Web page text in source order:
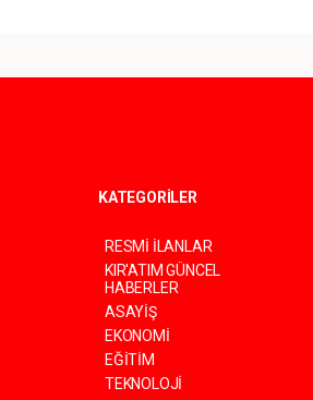
KATEGORİLER
RESMİ İLANLAR
KIR'ATIM GÜNCEL
HABERLER
ASAYİŞ
EKONOMİ
EĞİTİM
TEKNOLOJİ